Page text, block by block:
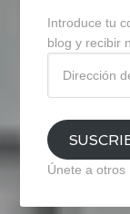
Introduce tu
blog y recibir
email
Únete a otros